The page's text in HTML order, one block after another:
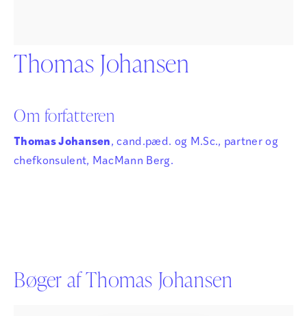
Thomas Johansen
Om forfatteren
Thomas Johansen, cand.pæd. og M.Sc., partner og
chefkonsulent, MacMann Berg.
Bøger af Thomas Johansen